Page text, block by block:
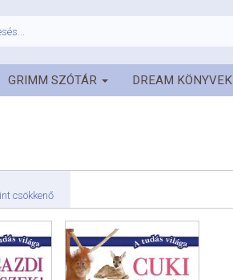
GRIMM SZÓTÁR DREAM KÖNYVEK
csökkenő